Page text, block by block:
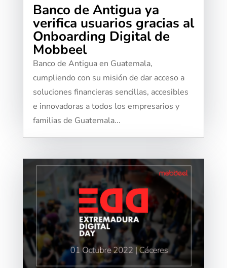
Banco de Antigua ya
verifica usuarios gracias al
Onboarding Digital de
Mobbeel
Banco de Antigua en Guatemala,
cumpliendo con su misión de dar acceso a
soluciones financieras sencillas, accesibles
e innovadoras a todos los empresarios y
familias de Guatemala...